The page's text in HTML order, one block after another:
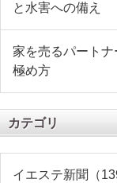
と水害への備え
家を売るパート
極め方
カテゴリ
イエステ新聞（